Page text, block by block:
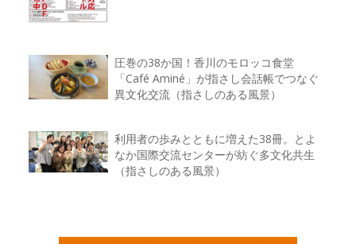
圧巻の38か国！香川のモロッコ食堂
「Café Aminé」が指さし会話帳でつなぐ
異文化交流（指さしのある風景）
利用者の歩みとともに増えた38冊。とよ
なか国際交流センターが紡ぐ多文化共生
（指さしのある風景）